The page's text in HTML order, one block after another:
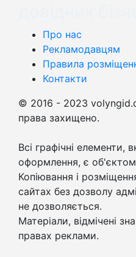
Про нас
Рекламодавцям
Правила
Контакти
© 2016 - 2023
права захищено.
Всі графічні елементи,
оформлення, є
Копіювання і
сайтах без дозволу
не дозволяється.
Матеріали, відмічені
правах реклами.